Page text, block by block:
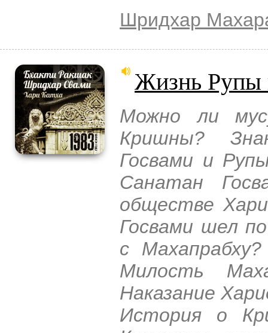
Шридхар
Жизнь Рупы
Можно ли
Кришны?
Госвами и
Санатан
обществе
Госвами шел
с
Милость
Наказание
История о